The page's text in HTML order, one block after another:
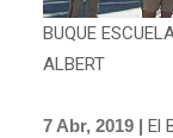
BUQUE
ALBERT
7 Abr, 2019 | El